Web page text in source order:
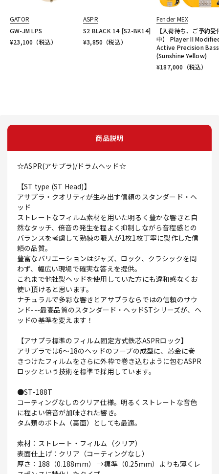
GATOR
GW-JM LPS
¥23,100 （税込）
ASPR
S2 BLACK 14 [S2-BK14]
¥3,850 （税込）
Fender MEX
【入荷待ち、ご予約受
中】 Player II
Active Precision Bass
(Sunshine Yellow)
¥187,000 （税込）
商品説明
☆ASPR(アサプラ)/ドラムヘッド☆
【ST type (ST Head)】
アサプラ・クオリティが生み出す信頼のスタンダード・ヘ
ッド
ストレートなフィルム素材を用いた明るく豊かな響きと自
然なタッチ、倍音の発生を程よく抑制しながら音程感との
バランスを考慮して熟練の職人が1枚1枚丁寧に製作した信
頼の品質。
豊富なバリエーションはジャズ、ロック、クラシックを問
わず、幅広い現場で確実な答えを提供。
これまで他社製ヘッドを使用していた方にも違和感なくお
使い頂けると思います。
ナチュラルで多彩な響きとアサプラならではの信頼のサウ
ンド---最高品質のスタンダード・ヘッドSTシリーズが、ヘ
ッドの基準を変えます！
【アサプラ標準のフィルム固定方式鉄芯ASPRロック】
アサプラでは6～18のヘッドのフープの成型に、芯金に巻
きつけたフィルムをさらに外枠で巻き込むように包むASPR
ロックという技術を標準で採用しています。
●ST-188T
コーティングなしのクリア仕様。明るくストレートな音色
に程よい倍音が加味された響き。
タム類のボトム（裏面）としても最適。
素材：ストレート・フィルム（クリア）
表面仕上げ：クリア（コーティングなし）
厚さ：188（0.188mm） →標準（0.25mm）よりも薄くレ